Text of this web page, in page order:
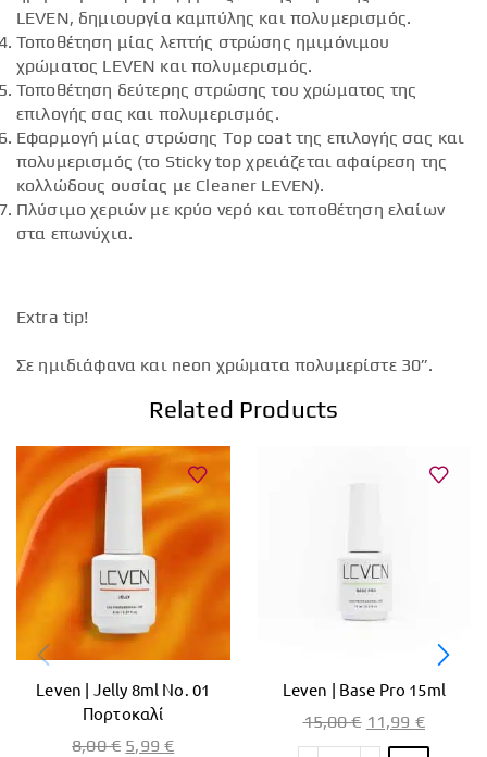
LEVEN, δημιουργία καμπύλης και πολυμερισμός.
Τοποθέτηση μίας λεπτής στρώσης ημιμόνιμου
χρώματος LEVEN και πολυμερισμός.
Τοποθέτηση δεύτερης στρώσης του χρώματος της
επιλογής σας και πολυμερισμός.
Εφαρμογή μίας στρώσης Top coat της επιλογής σας και
πολυμερισμός (το Sticky top χρειάζεται αφαίρεση της
κολλώδους ουσίας με Cleaner LEVEN).
Πλύσιμο χεριών με κρύο νερό και τοποθέτηση ελαίων
στα επωνύχια.
Extra tip!
Σε ημιδιάφανα και neon χρώματα πολυμερίστε 30”.
Related Products
Leven | Jelly 8ml No. 01
Πορτοκαλί
8,00€ 5,99€
Leven | Base Pro 15ml
15,00€ 11,99 €